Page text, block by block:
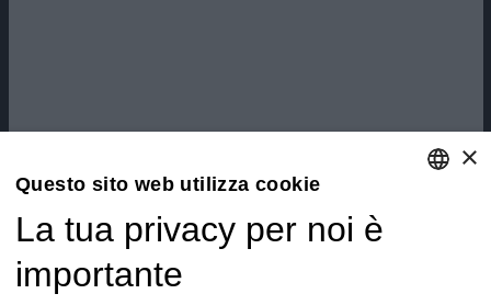
×
Questo sito web utilizza cookie
La tua privacy per noi è
importante